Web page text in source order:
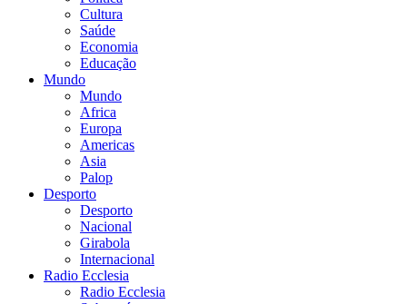
Cultura
Saúde
Economia
Educação
Mundo
Mundo
Africa
Europa
Americas
Asia
Palop
Desporto
Desporto
Nacional
Girabola
Internacional
Radio Ecclesia
Radio Ecclesia